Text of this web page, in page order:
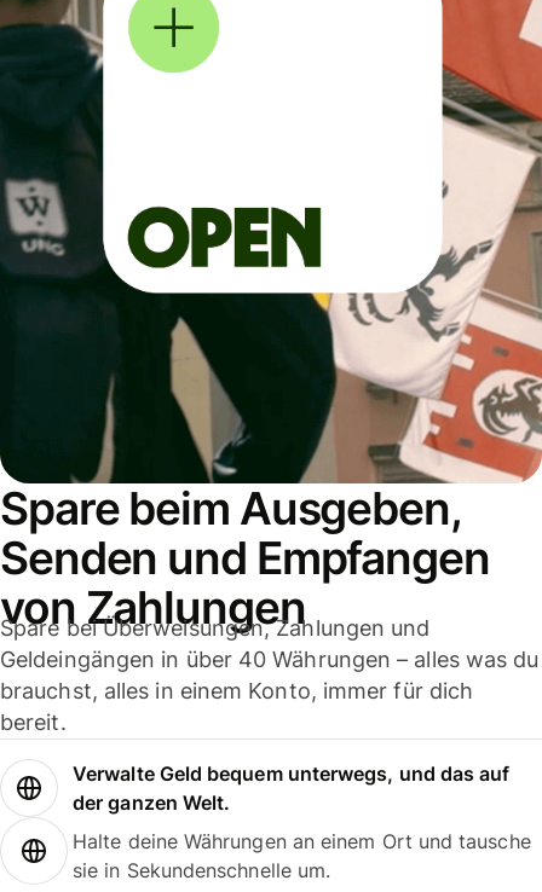
Spare beim Ausgeben,
Senden und Empfangen
von Zahlungen
Spare bei Überweisungen, Zahlungen und
Geldeingängen in über 40 Währungen – alles was du
brauchst, alles in einem Konto, immer für dich
bereit.
Verwalte Geld bequem unterwegs, und das auf
der ganzen Welt.
Halte deine Währungen an einem Ort und tausche
sie in Sekundenschnelle um.